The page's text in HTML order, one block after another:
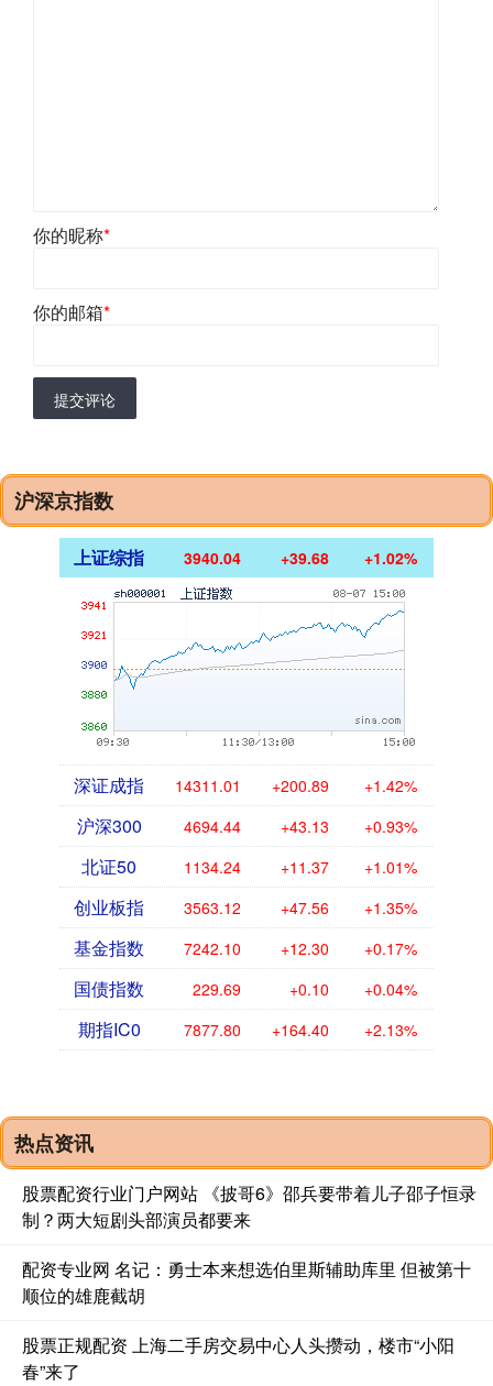
你的昵称*
你的邮箱*
提交评论
沪深京指数
上证综指 3940.04 +39.68 +1.02%
深证成指 14311.01 +200.89 +1.42%
沪深300 4694.44 +43.13 +0.93%
北证50 1134.24 +11.37 +1.01%
创业板指 3563.12 +47.56 +1.35%
基金指数 7242.10 +12.30 +0.17%
国债指数 229.69 +0.10 +0.04%
期指IC0 7877.80 +164.40 +2.13%
热点资讯
股票配资行业门户网站 《披哥6》邵兵要带着儿子邵子恒录
制？两大短剧头部演员都要来
配资专业网 名记：勇士本来想选伯里斯辅助库里 但被第十
顺位的雄鹿截胡
股票正规配资 上海二手房交易中心人头攒动，楼市“小阳
春”来了